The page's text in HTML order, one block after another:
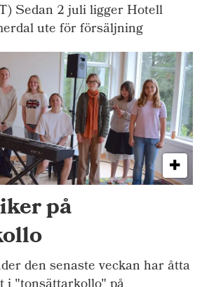
Sedan 2 juli ligger Hotell
ute för försäljning
på
den senaste veckan har åtta